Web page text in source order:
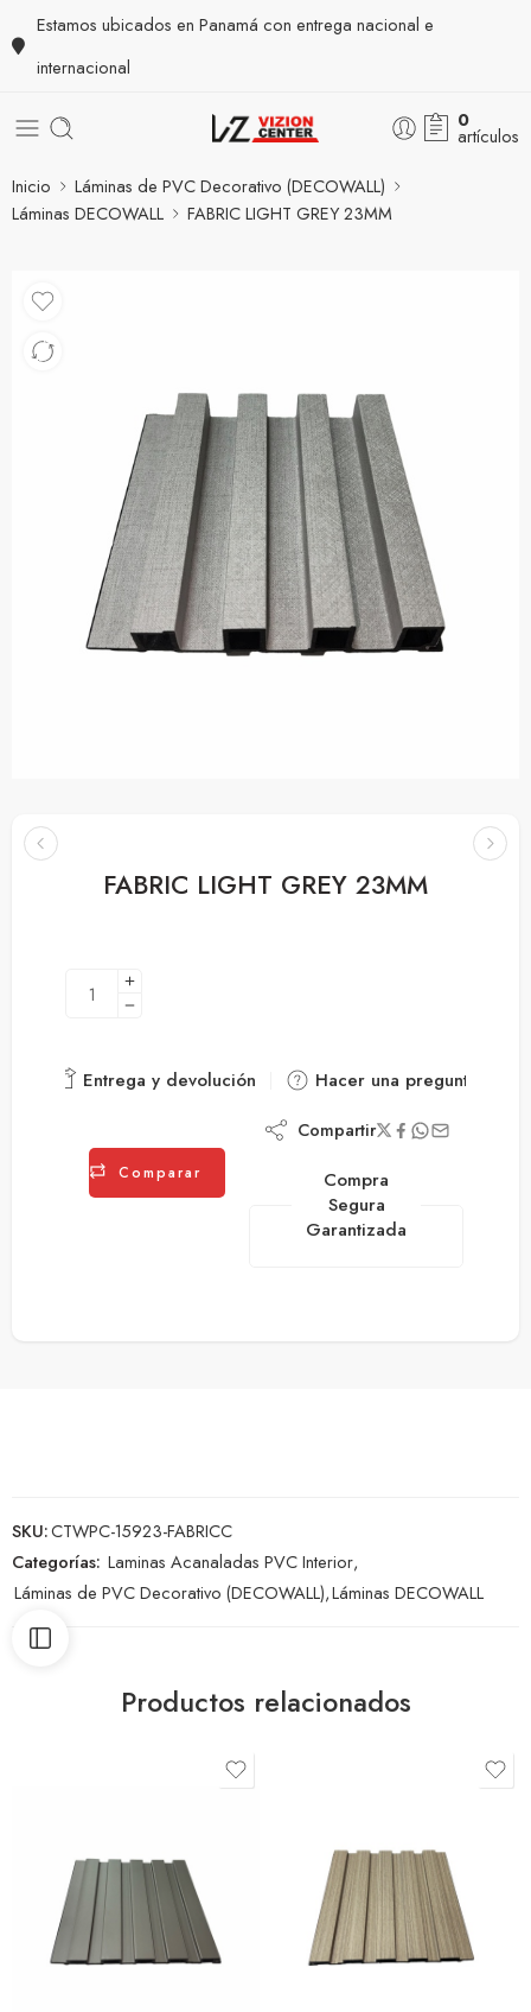
Estamos ubicados en Panamá con entrega nacional e
internacional
0
artículos
Inicio
Láminas de PVC Decorativo (DECOWALL)
Láminas DECOWALL
FABRIC LIGHT GREY 23MM
FABRIC LIGHT GREY 23MM
Entrega y devolución Hacer una pregunta
Comparar
Compartir
Compra
Segura
Garantizada
SKU:CTWPC-15923-FABRICC
Categorías: Laminas Acanaladas PVC Interior,
Láminas de PVC Decorativo (DECOWALL),Láminas DECOWALL
Productos relacionados